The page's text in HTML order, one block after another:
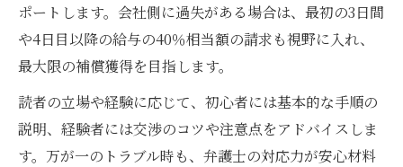
ポートします。会社側に過失がある場合は、最初の3日間
や4日目以降の給与の40％相当額の請求も視野に入れ、
最大限の補償獲得を目指します。
読者の立場や経験に応じて、初心者には基本的な手順の
説明、経験者には交渉のコツや注意点をアドバイスしま
す。万が一のトラブル時も、弁護士の対応力が安心材料